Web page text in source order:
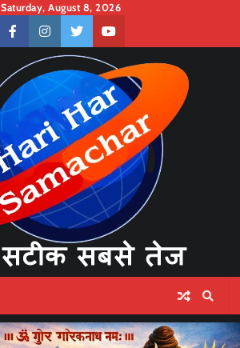
Saturday, August 8, 2026
facebookinstagramtwitteryoutube